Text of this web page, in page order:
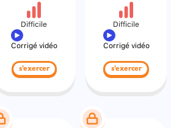
Difficile
Corrigé vidéo
s'exercer
Difficile
Corrigé vidéo
s'exercer